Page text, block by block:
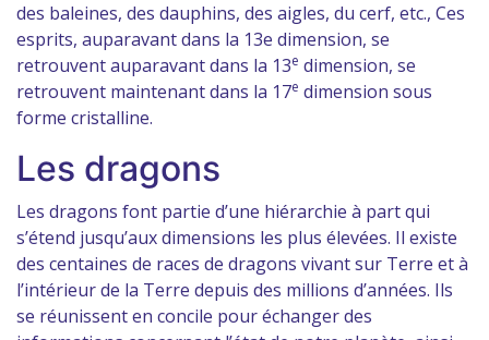
des baleines, des dauphins, des aigles, du cerf, etc., Ces
esprits, auparavant dans la 13e dimension, se
retrouvent auparavant dans la 13e dimension, se
retrouvent maintenant dans la 17e dimension sous
forme cristalline.
Les dragons
Les dragons font partie d’une hiérarchie à part qui
s’étend jusqu’aux dimensions les plus élevées. Il existe
des centaines de races de dragons vivant sur Terre et à
l’intérieur de la Terre depuis des millions d’années. Ils
se réunissent en concile pour échanger des